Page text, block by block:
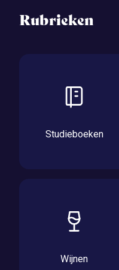
Rubrieken
Studieboeken
Wijnen